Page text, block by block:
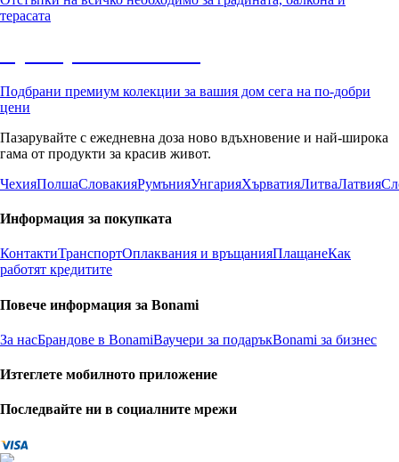
терасата
Подбрани премиум колекции за вашия дом сега на по-добри
цени
Пазарувайте с ежедневна доза ново вдъхновение и най-широка
гама от продукти за красив живот.
ЧехияПолшаСловакияРумънияУнгарияХърватияЛитваЛатвия
Информация за покупката
КонтактиТранспортОплаквания и връщанияПлащанеКак
работят кредитите
Повече информация за Bonami
За насБрандове в BonamiВаучери за подаръкBonami за бизнес
Изтеглете мобилното приложение
Последвайте ни в социалните мрежи